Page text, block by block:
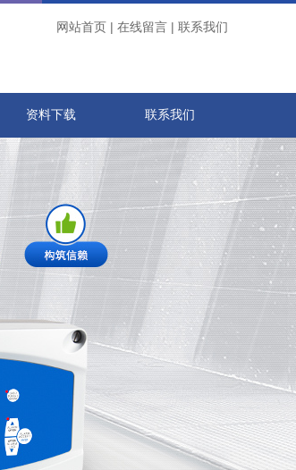
网站首页 | 在线留言 | 联系我们
资料下载 联系我们